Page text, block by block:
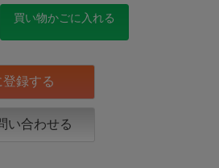
買い物かごに入れる
い合わせる
録する